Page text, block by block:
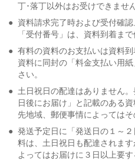
丁･落丁以外はお受けできませ
● 資料請求完了時および受付確
「受付番号」は、資料到着ま
● 有料の資料のお支払いは資料
資料に同封の「料金支払い用
さい。
● 土日祝日の配達はありません
日後にお届け」と記載のある
先地域、郵便事情によってはそ
● 発送予定日に「発送日の１～
料は、土日祝日も配達されま
よってはお届けに３日以上要す